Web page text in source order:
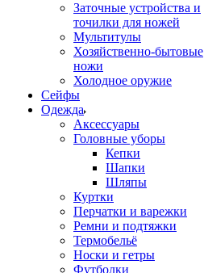
Заточные устройства и
точилки для ножей
Мультитулы
Хозяйственно-бытовые
ножи
Холодное оружие
Сейфы
Одежда
Аксессуары
Головные уборы
Кепки
Шапки
Шляпы
Куртки
Перчатки и варежки
Ремни и подтяжки
Термобельё
Носки и гетры
Футболки